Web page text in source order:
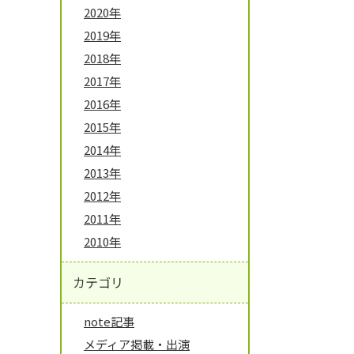
2020年
2019年
2018年
2017年
2016年
2015年
2014年
2013年
2012年
2011年
2010年
カテゴリ
note記事
メディア掲載・出演